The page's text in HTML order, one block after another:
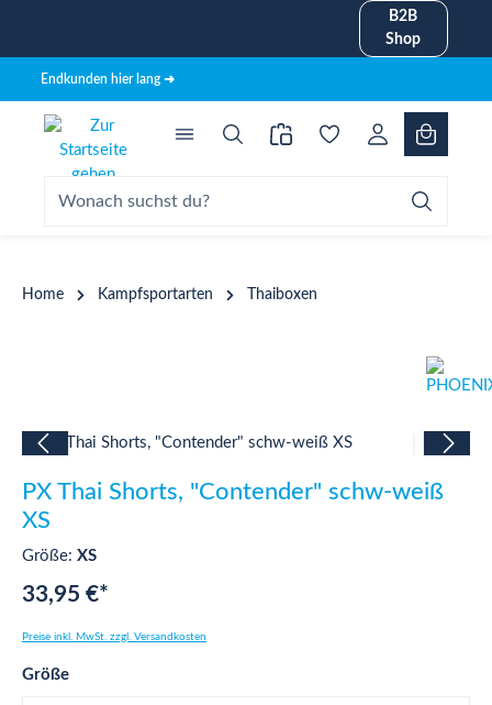
B2B
Shop
Endkunden hier lang ➜
Home Kampfsportarten Thaiboxen
Bildergalerie überspringen
PX Thai Shorts, "Contender" schw-weiß
XS
Größe: XS
33,95 €*
Preise inkl. MwSt. zzgl. Versandkosten
Größeauswählen